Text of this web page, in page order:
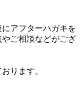
アフターハガキを
ご相談などがござ
ります。